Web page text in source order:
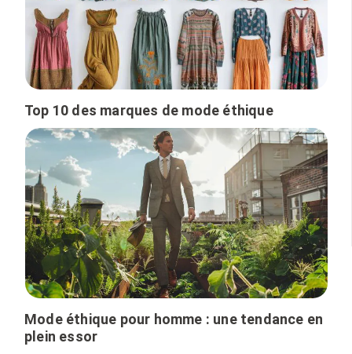
Top 10 des marques de mode éthique
Mode éthique pour homme : une tendance en
plein essor